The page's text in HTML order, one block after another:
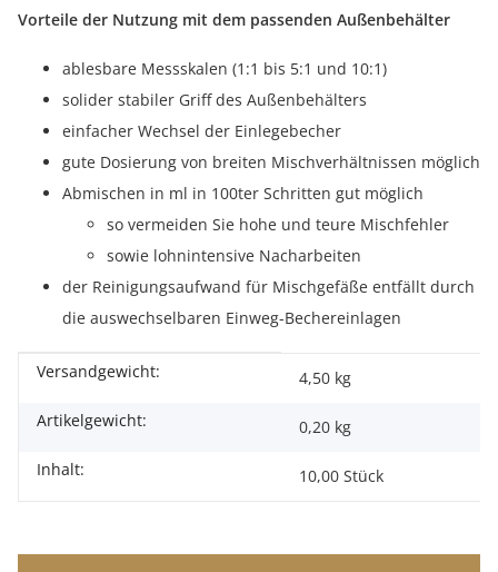
Vorteile der Nutzung mit dem passenden Außenbehälter
ablesbare Messskalen (1:1 bis 5:1 und 10:1)
solider stabiler Griff des Außenbehälters
einfacher Wechsel der Einlegebecher
gute Dosierung von breiten Mischverhältnissen möglich
Abmischen in ml in 100ter Schritten gut möglich
so vermeiden Sie hohe und teure Mischfehler
sowie lohnintensive Nacharbeiten
der Reinigungsaufwand für Mischgefäße entfällt durch
die auswechselbaren Einweg-Bechereinlagen
Produkteigenschaft
Wert
Versandgewicht:
4,50 kg
Artikelgewicht:
0,20 kg
Inhalt:
10,00 Stück